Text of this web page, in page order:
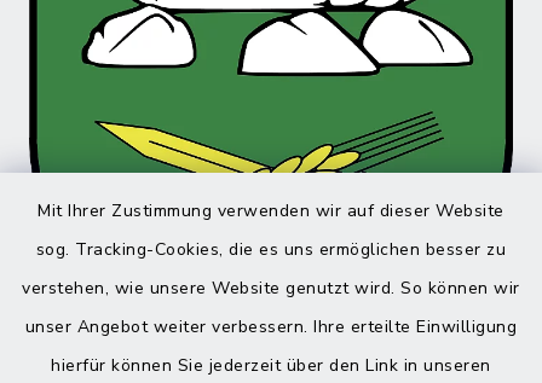
Mit Ihrer Zustimmung verwenden wir auf dieser Website
sog. Tracking-Cookies, die es uns ermöglichen besser zu
verstehen, wie unsere Website genutzt wird. So können wir
unser Angebot weiter verbessern. Ihre erteilte Einwilligung
hierfür können Sie jederzeit über den Link in unseren